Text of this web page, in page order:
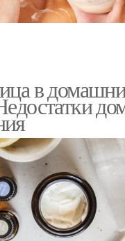
в